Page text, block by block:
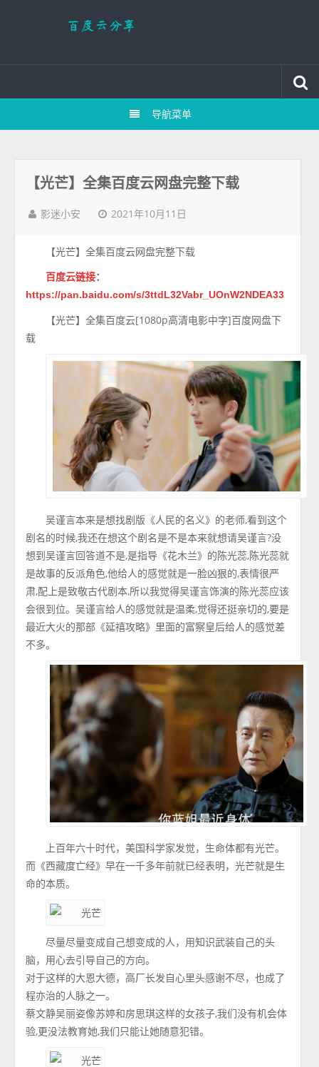
导航菜单
【光芒】全集百度云网盘完整下载
影迷小安 2021年10月11日
【光芒】全集百度云网盘完整下载
百度云链接：
https://pan.baidu.com/s/3ttdL32Vabr_UOnW2NDEA33
【光芒】全集百度云[1080p高清电影中字]百度网盘下
载
吴谨言本来是想找剧版《人民的名义》的老师,看到这个
剧名的时候,我还在想这个剧名是不是本来就想请吴谨言?没
想到吴谨言回答道不是,是指导《花木兰》的陈光蕊,陈光蕊就
是故事的反派角色,他给人的感觉就是一脸凶狠的,表情很严
肃,配上是致敬古代剧本,所以我觉得吴谨言饰演的陈光蕊应该
会很到位。吴谨言给人的感觉就是温柔,觉得还挺亲切的,要是
最近大火的那部《延禧攻略》里面的富察皇后给人的感觉差
不多。
上百年六十时代，美国科学家发觉，生命体都有光芒。
而《西藏度亡经》早在一千多年前就已经表明，光芒就是生
命的本质。
尽量尽量变成自己想变成的人，用知识武装自己的头
脑，用心去引导自己的方向。
对于这样的大恩大德，高厂长发自心里头感谢不尽，也成了
程亦治的人脉之一。
蔡文静吴丽姿像苏婷和房思琪这样的女孩子,我们没有机会体
验,更没法教育她,我们只能让她随意犯错。